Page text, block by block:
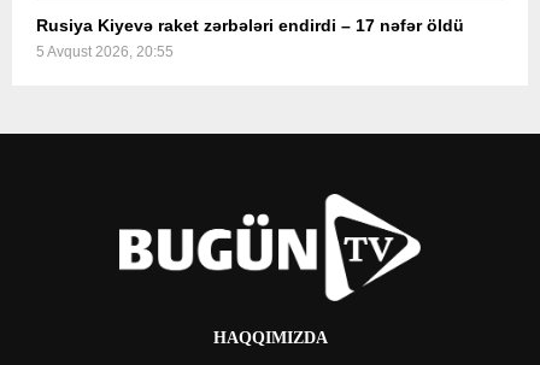
Rusiya Kiyevə raket zərbələri endirdi – 17 nəfər öldü
5 Avqust 2026, 20:55
HAQQIMIZDA